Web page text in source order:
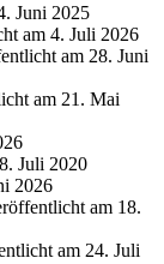
Juni 2025
am 4. Juli 2026
am 28. Juni
am 21. Mai
Juli 2020
2026
am 18.
am 24. Juli